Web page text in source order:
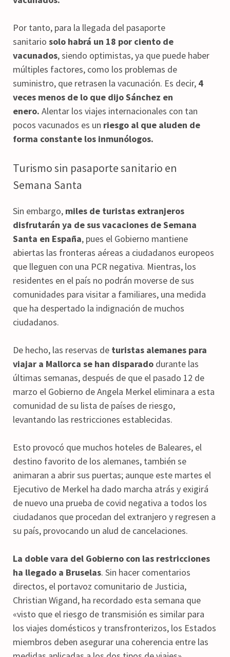
Por tanto, para la llegada del pasaporte
sanitario solo habrá un 18 por ciento de
vacunados, siendo optimistas, ya que puede haber
múltiples factores, como los problemas de
suministro, que retrasen la vacunación. Es decir, 4
veces menos de lo que dijo Sánchez en
enero. Alentar los viajes internacionales con tan
pocos vacunados es un riesgo al que aluden de
forma constante los inmunólogos.
Turismo sin pasaporte sanitario en
Semana Santa
Sin embargo, miles de turistas extranjeros
disfrutarán ya de sus vacaciones de Semana
Santa en España, pues el Gobierno mantiene
abiertas las fronteras aéreas a ciudadanos europeos
que lleguen con una PCR negativa. Mientras, los
residentes en el país no podrán moverse de sus
comunidades para visitar a familiares, una medida
que ha despertado la indignación de muchos
ciudadanos.
De hecho, las reservas de turistas alemanes para
viajar a Mallorca se han disparado durante las
últimas semanas, después de que el pasado 12 de
marzo el Gobierno de Angela Merkel eliminara a esta
comunidad de su lista de países de riesgo,
levantando las restricciones establecidas.
Esto provocó que muchos hoteles de Baleares, el
destino favorito de los alemanes, también se
animaran a abrir sus puertas; aunque este martes el
Ejecutivo de Merkel ha dado marcha atrás y exigirá
de nuevo una prueba de covid negativa a todos los
ciudadanos que procedan del extranjero y regresen a
su país, provocando un alud de cancelaciones.
La doble vara del Gobierno con las restricciones
ha llegado a Bruselas. Sin hacer comentarios
directos, el portavoz comunitario de Justicia,
Christian Wigand, ha recordado esta semana que
«visto que el riesgo de transmisión es similar para
los viajes domésticos y transfronterizos, los Estados
miembros deben asegurar una coherencia entre las